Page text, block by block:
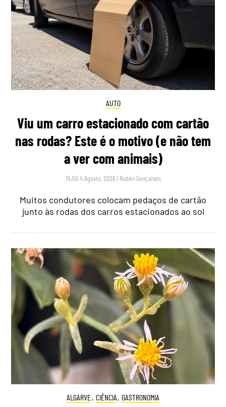
AUTO
Viu um carro estacionado com cartão
nas rodas? Este é o motivo (e não tem
a ver com animais)
15:50 4 Agosto, 2026 | Rubén Gonçalves
Muitos condutores colocam pedaços de cartão
junto às rodas dos carros estacionados ao sol
ALGARVE, CIÊNCIA, GASTRONOMIA